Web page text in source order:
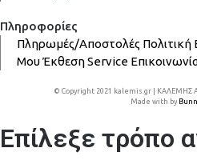
Πληροφορίες
Πληρωμές/Αποστολές
ΜουΈκθεσηService
© Copyright 2021 kalemis.gr | ΚΑΛΕΜΗΣ Α
Made with by
Επίλεξε τρόπο